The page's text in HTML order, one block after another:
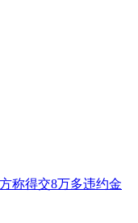
称得交8万多违约金